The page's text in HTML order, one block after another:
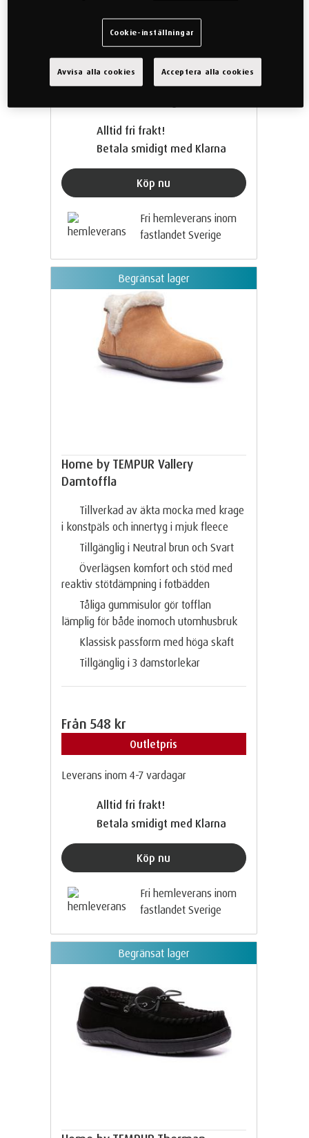
325 kr
Outletpris
Alltid fri frakt!
Betala smidigt med Klarna
Köp nu
Fri hemleverans inom
fastlandet Sverige
Begränsat lager
Home by TEMPUR Vallery
Damtoffla
Tillverkad av äkta mocka med krage
i konstpäls och innertyg i mjuk fleece
Tillgänglig i Neutral brun och Svart
Överlägsen komfort och stöd med
reaktiv stötdämpning i fotbädden
Tåliga gummisulor gör tofflan
lämplig för både inomoch utomhusbruk
Klassisk passform med höga skaft
Tillgänglig i 3 damstorlekar
Från 548 kr
Outletpris
Leverans inom 4-7 vardagar
Alltid fri frakt!
Betala smidigt med Klarna
Köp nu
Fri hemleverans inom
fastlandet Sverige
Begränsat lager
Cookie-inställningar
Avvisa alla cookies Acceptera alla cookies